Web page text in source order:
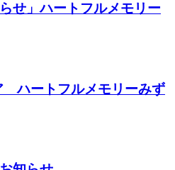
せ」ハートフルメモリー
ハートフルメモリーみず